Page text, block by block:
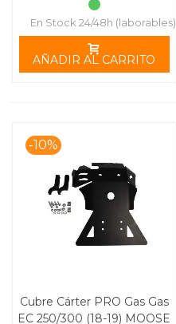
En Stock 24/48h (laborables)
AÑADIR AL CARRITO
-10%
Cubre Cárter PRO Gas Gas
EC 250/300 (18-19) MOOSE